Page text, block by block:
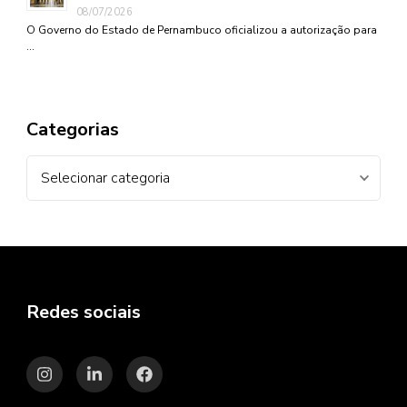
08/07/2026
O Governo do Estado de Pernambuco oficializou a autorização para
…
Categorias
Redes sociais